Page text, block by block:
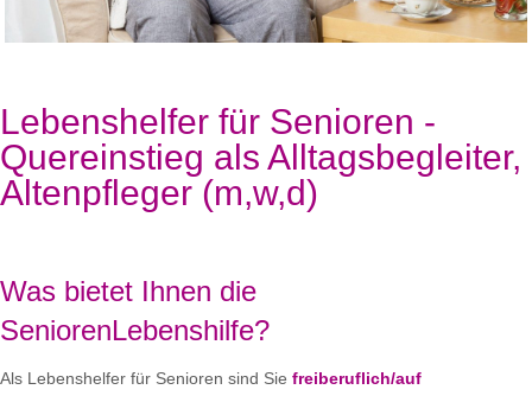
Lebenshelfer für Senioren -
Quereinstieg als Alltagsbegleiter,
Altenpfleger (m,w,d)
Was bietet Ihnen die
SeniorenLebenshilfe?
Als Lebenshelfer für Senioren sind Sie freiberuflich/auf